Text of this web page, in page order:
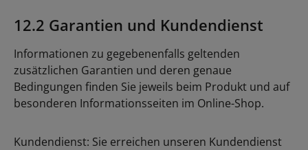
12.2 Garantien und Kundendienst
Informationen zu gegebenenfalls geltenden
zusätzlichen Garantien und deren genaue
Bedingungen finden Sie jeweils beim Produkt und auf
besonderen Informationsseiten im Online-Shop.
Kundendienst: Sie erreichen unseren Kundendienst